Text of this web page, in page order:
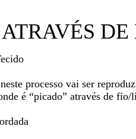
processo vai ser
é “picado” através de